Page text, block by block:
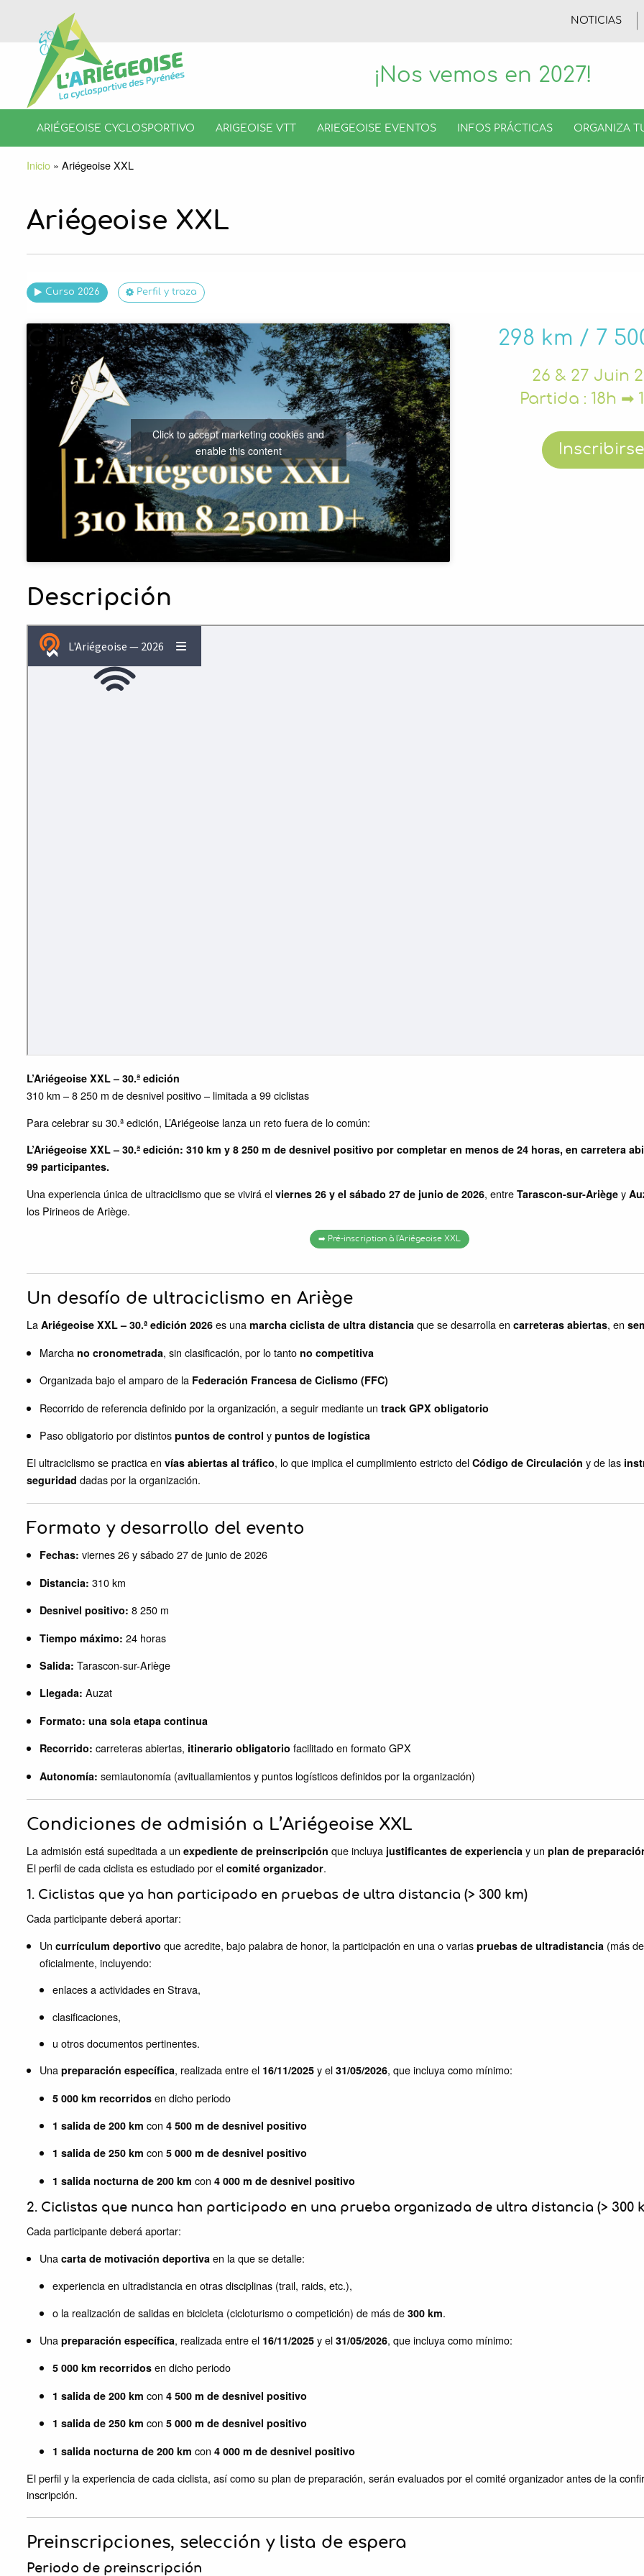
NOTICIAS
¡Nos vemos en 2027!
ARIÉGEOISE CYCLOSPORTIVO ARIGEOISE VTT ARIEGEOISE EVENTOS INFOS PRÁCTICAS ORGANIZA
Inicio » Ariégeoise XXL
Ariégeoise XXL
Curso 2026 Perfil y traza
Curso 2026
Click to accept marketing cookies and
enable this content
298 km / 7
26 & 27 Juin
Partida : 18h ➡
Inscribirse
Descripción
L’Ariégeoise XXL – 30.ª edición
310 km – 8 250 m de desnivel positivo – limitada a 99 ciclistas
Para celebrar su 30.ª edición, L’Ariégeoise lanza un reto fuera de lo común:
L’Ariégeoise XXL – 30.ª edición: 310 km y 8 250 m de desnivel positivo por completar en menos de 24 horas, en carretera
99 participantes.
Una experiencia única de ultraciclismo que se vivirá el viernes 26 y el sábado 27 de junio de 2026, entre Tarascon-sur-Ariège y
los Pirineos de Ariège.
➡️ Pré-inscription à l'Ariégeoise XXL
Un desafío de ultraciclismo en Ariège
La Ariégeoise XXL – 30.ª edición 2026 es una marcha ciclista de ultra distancia que se desarrolla en carreteras abiertas, en
Marcha no cronometrada, sin clasificación, por lo tanto no competitiva
Organizada bajo el amparo de la Federación Francesa de Ciclismo (FFC)
Recorrido de referencia definido por la organización, a seguir mediante un track GPX obligatorio
Paso obligatorio por distintos puntos de control y puntos de logística
El ultraciclismo se practica en vías abiertas al tráfico, lo que implica el cumplimiento estricto del Código de Circulación y de las
seguridad dadas por la organización.
Formato y desarrollo del evento
Fechas: viernes 26 y sábado 27 de junio de 2026
Distancia: 310 km
Desnivel positivo: 8 250 m
Tiempo máximo: 24 horas
Salida: Tarascon-sur-Ariège
Llegada: Auzat
Formato: una sola etapa continua
Recorrido: carreteras abiertas, itinerario obligatorio facilitado en formato GPX
Autonomía: semiautonomía (avituallamientos y puntos logísticos definidos por la organización)
Condiciones de admisión a L’Ariégeoise XXL
La admisión está supeditada a un expediente de preinscripción que incluya justificantes de experiencia y un plan de
El perfil de cada ciclista es estudiado por el comité organizador.
1. Ciclistas que ya han participado en pruebas de ultra distancia (> 300 km)
Cada participante deberá aportar:
Un currículum deportivo que acredite, bajo palabra de honor, la participación en una o varias pruebas de ultradistancia (más
oficialmente, incluyendo:
enlaces a actividades en Strava,
clasificaciones,
u otros documentos pertinentes.
Una preparación específica, realizada entre el 16/11/2025 y el 31/05/2026, que incluya como mínimo:
5 000 km recorridos en dicho periodo
1 salida de 200 km con 4 500 m de desnivel positivo
1 salida de 250 km con 5 000 m de desnivel positivo
1 salida nocturna de 200 km con 4 000 m de desnivel positivo
2. Ciclistas que nunca han participado en una prueba organizada de ultra distancia (> 300
Cada participante deberá aportar:
Una carta de motivación deportiva en la que se detalle:
experiencia en ultradistancia en otras disciplinas (trail, raids, etc.),
o la realización de salidas en bicicleta (cicloturismo o competición) de más de 300 km.
Una preparación específica, realizada entre el 16/11/2025 y el 31/05/2026, que incluya como mínimo:
5 000 km recorridos en dicho periodo
1 salida de 200 km con 4 500 m de desnivel positivo
1 salida de 250 km con 5 000 m de desnivel positivo
1 salida nocturna de 200 km con 4 000 m de desnivel positivo
El perfil y la experiencia de cada ciclista, así como su plan de preparación, serán evaluados por el comité organizador antes de la
inscripción.
Preinscripciones, selección y lista de espera
Periodo de preinscripción